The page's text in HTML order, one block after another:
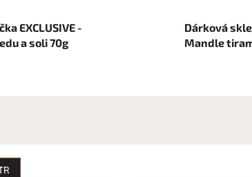
EXCLUSIVE -
a soli 70g
Dárková
Mandle